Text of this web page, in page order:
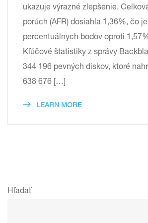
ukazuje výrazné zlepšenie.
porúch (AFR) dosiahla 1,36%, čo
percentuálnych bodov oproti
Kľúčové štatistiky z správy
344 196 pevných diskov, ktoré
638 676 […]
LEARN MORE
Hľadať